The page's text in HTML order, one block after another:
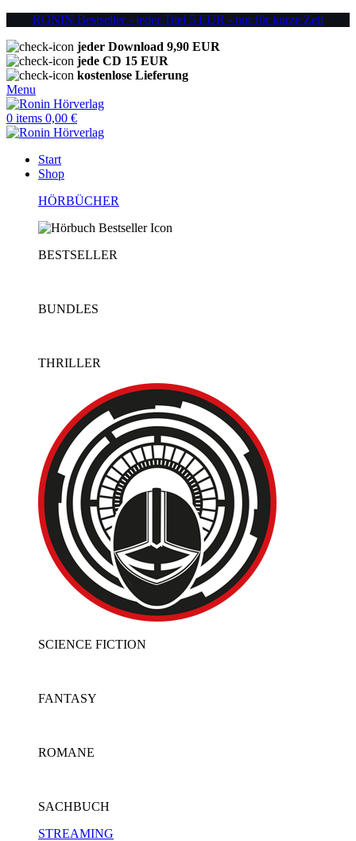
RONIN Bestseller - jeder Titel 5 EUR - nur für kurze Zeit
jeder Download 9,90 EUR
jede CD 15 EUR
kostenlose Lieferung
Menu
0 items 0,00 €
Start
Shop
HÖRBÜCHER
BESTSELLER
BUNDLES
THRILLER
SCIENCE FICTION
FANTASY
ROMANE
SACHBUCH
STREAMING